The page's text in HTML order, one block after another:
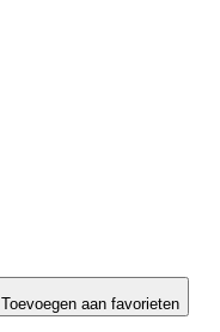
Toevoegen aan favorieten